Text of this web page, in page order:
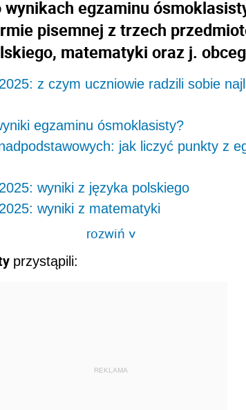
egzaminu
pisemnej z trzech
matematyki oraz j.
z czym uczniowie radzili sobie
egzaminu ósmoklasisty?
jak liczyć punkty z
wyniki z języka polskiego
wyniki z matematyki
rozwiń>
przystąpili:
REKLAMA